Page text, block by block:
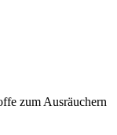
zum Ausräuchern